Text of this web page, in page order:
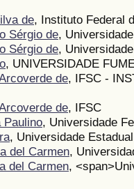
de, Instituto Federal
Sérgio de,
Sérgio de,
, UNIVERSIDADE
de, IFSC -
de, IFSC
Paulino, Universidade
, Universidade
del Carmen,
del Carmen,